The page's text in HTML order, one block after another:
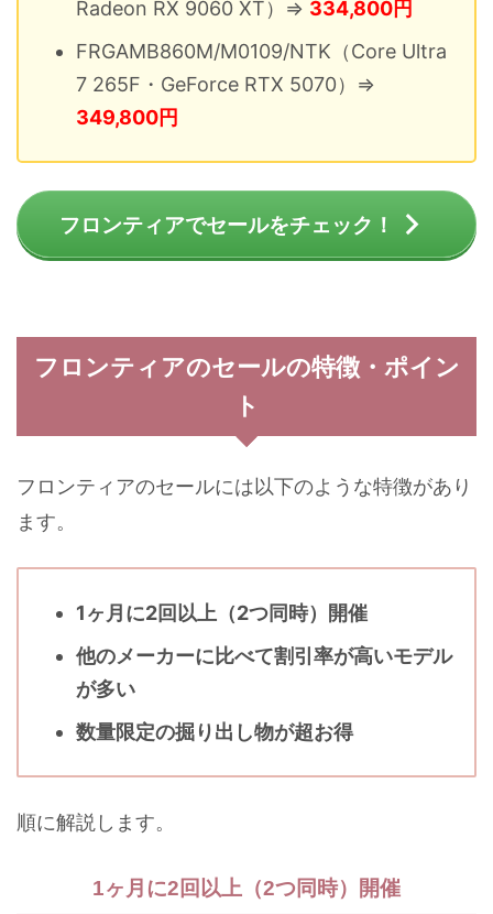
Radeon RX 9060 XT）⇒ 334,800円
FRGAMB860M/M0109/NTK（Core Ultra
7 265F・GeForce RTX 5070）⇒
349,800円
フロンティアでセールをチェック！
フロンティアのセールの特徴・ポイン
ト
フロンティアのセールには以下のような特徴があり
ます。
1ヶ月に2回以上（2つ同時）開催
他のメーカーに比べて割引率が高いモデル
が多い
数量限定の掘り出し物が超お得
順に解説します。
1ヶ月に2回以上（2つ同時）開催